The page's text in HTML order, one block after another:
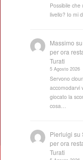
Possibile che
livello? Io mi
Massimo
per ora
Turati
5 Agosto 2026
Servono
accomodarvi
giocato la
cosa…
Pierluigi su
per ora
Turati